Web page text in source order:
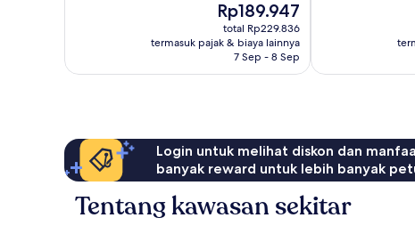
Harga
sekarang
Rp189.947
Rp189.947
total Rp229.836
termasuk pajak & biaya lainnya
7 Sep - 8 Sep
Login untuk melihat diskon dan
banyak reward untuk lebih banyak
Tentang kawasan sekitar